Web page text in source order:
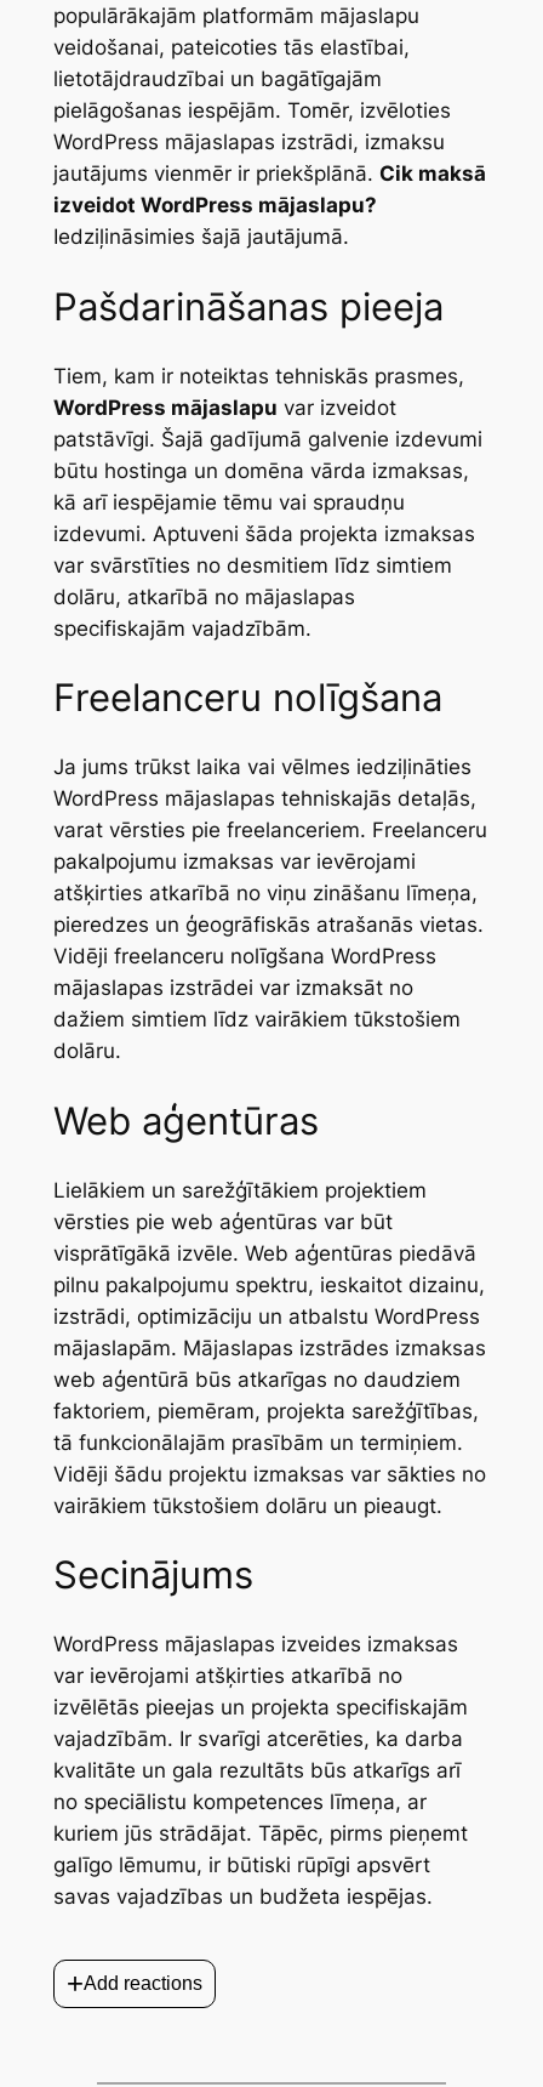
populārākajām platformām mājaslapu
veidošanai, pateicoties tās elastībai,
lietotājdraudzībai un bagātīgajām
pielāgošanas iespējām. Tomēr, izvēloties
WordPress mājaslapas izstrādi, izmaksu
jautājums vienmēr ir priekšplānā. Cik maksā
izveidot WordPress mājaslapu?
Iedziļināsimies šajā jautājumā.
Pašdarināšanas pieeja
Tiem, kam ir noteiktas tehniskās prasmes,
WordPress mājaslapu var izveidot
patstāvīgi. Šajā gadījumā galvenie izdevumi
būtu hostinga un domēna vārda izmaksas,
kā arī iespējamie tēmu vai spraudņu
izdevumi. Aptuveni šāda projekta izmaksas
var svārstīties no desmitiem līdz simtiem
dolāru, atkarībā no mājaslapas
specifiskajām vajadzībām.
Freelanceru nolīgšana
Ja jums trūkst laika vai vēlmes iedziļināties
WordPress mājaslapas tehniskajās detaļās,
varat vērsties pie freelanceriem. Freelanceru
pakalpojumu izmaksas var ievērojami
atšķirties atkarībā no viņu zināšanu līmeņa,
pieredzes un ģeogrāfiskās atrašanās vietas.
Vidēji freelanceru nolīgšana WordPress
mājaslapas izstrādei var izmaksāt no
dažiem simtiem līdz vairākiem tūkstošiem
dolāru.
Web aģentūras
Lielākiem un sarežģītākiem projektiem
vērsties pie web aģentūras var būt
visprātīgākā izvēle. Web aģentūras piedāvā
pilnu pakalpojumu spektru, ieskaitot dizainu,
izstrādi, optimizāciju un atbalstu WordPress
mājaslapām. Mājaslapas izstrādes izmaksas
web aģentūrā būs atkarīgas no daudziem
faktoriem, piemēram, projekta sarežģītības,
tā funkcionālajām prasībām un termiņiem.
Vidēji šādu projektu izmaksas var sākties no
vairākiem tūkstošiem dolāru un pieaugt.
Secinājums
WordPress mājaslapas izveides izmaksas
var ievērojami atšķirties atkarībā no
izvēlētās pieejas un projekta specifiskajām
vajadzībām. Ir svarīgi atcerēties, ka darba
kvalitāte un gala rezultāts būs atkarīgs arī
no speciālistu kompetences līmeņa, ar
kuriem jūs strādājat. Tāpēc, pirms pieņemt
galīgo lēmumu, ir būtiski rūpīgi apsvērt
savas vajadzības un budžeta iespējas.
+Add reactions